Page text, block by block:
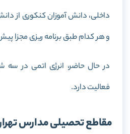
داخلی، دانش آموزان کنکوری از
و هر کدام طبق برنامه ریزی مجزا
در حال حاضر، انرژی اتمی در
فعالیت دارد.
مقاطع تحصیلی مدارس